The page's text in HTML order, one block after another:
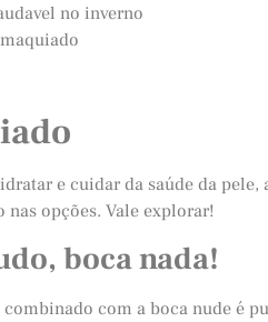
e cuidar da saúde da
nas opções. Vale explorar!
boca nada!
combinado com a boca nude é